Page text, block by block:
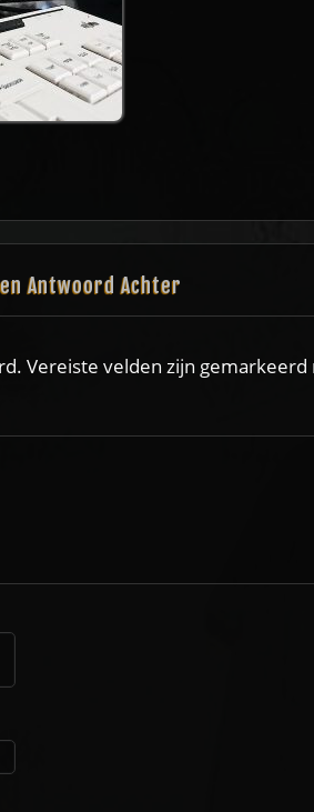
Antwoord Achter
Vereiste velden zijn gemarkeerd